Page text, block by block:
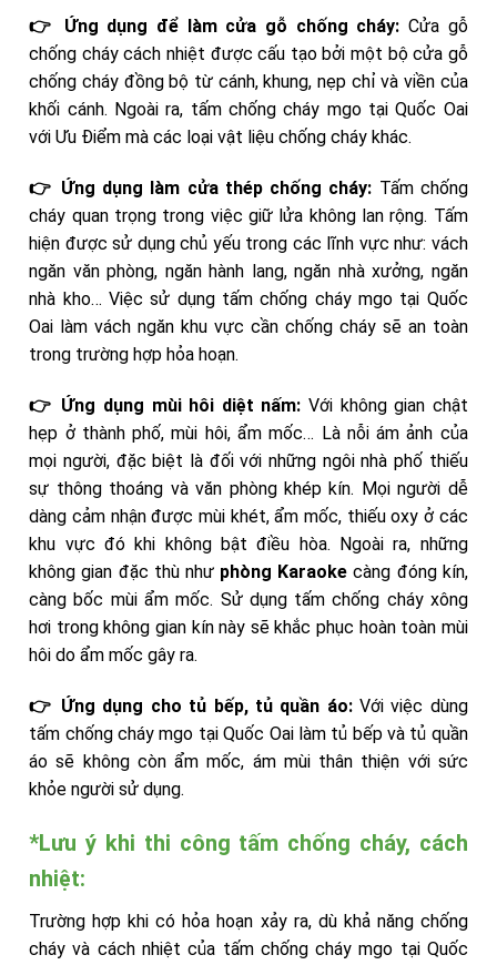
👉 Ứng dụng để làm cửa gỗ chống cháy: Cửa gỗ
chống cháy cách nhiệt được cấu tạo bởi một bộ cửa gỗ
chống cháy đồng bộ từ cánh, khung, nẹp chỉ và viền của
khối cánh. Ngoài ra, tấm chống cháy mgo tại Quốc Oai
với Ưu Điểm mà các loại vật liệu chống cháy khác.
👉 Ứng dụng làm cửa thép chống cháy: Tấm chống
cháy quan trọng trong việc giữ lửa không lan rộng. Tấm
hiện được sử dụng chủ yếu trong các lĩnh vực như: vách
ngăn văn phòng, ngăn hành lang, ngăn nhà xưởng, ngăn
nhà kho… Việc sử dụng tấm chống cháy mgo tại Quốc
Oai làm vách ngăn khu vực cần chống cháy sẽ an toàn
trong trường hợp hỏa hoạn.
👉 Ứng dụng mùi hôi diệt nấm: Với không gian chật
hẹp ở thành phố, mùi hôi, ẩm mốc… Là nỗi ám ảnh của
mọi người, đặc biệt là đối với những ngôi nhà phố thiếu
sự thông thoáng và văn phòng khép kín. Mọi người dễ
dàng cảm nhận được mùi khét, ẩm mốc, thiếu oxy ở các
khu vực đó khi không bật điều hòa. Ngoài ra, những
không gian đặc thù như phòng Karaokecàng đóng kín,
càng bốc mùi ẩm mốc. Sử dụng tấm chống cháy xông
hơi trong không gian kín này sẽ khắc phục hoàn toàn mùi
hôi do ẩm mốc gây ra.
👉 Ứng dụng cho tủ bếp, tủ quần áo:Với việc dùng
tấm chống cháy mgo tại Quốc Oai làm tủ bếp và tủ quần
áo sẽ không còn ẩm mốc, ám mùi thân thiện với sức
khỏe người sử dụng.
*Lưu ý khi thi công tấm chống cháy, cách
nhiệt:
Trường hợp khi có hỏa hoạn xảy ra, dù khả năng chống
cháy và cách nhiệt của tấm chống cháy mgo tại Quốc